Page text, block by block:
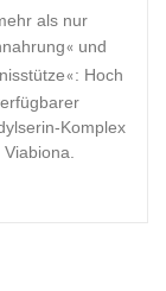
als nur
« und
« : Hoch
Komplex